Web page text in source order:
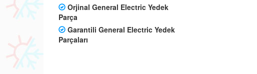
Orjinal General Electric Yedek
Parça
Garantili General Electric Yedek
Parçaları